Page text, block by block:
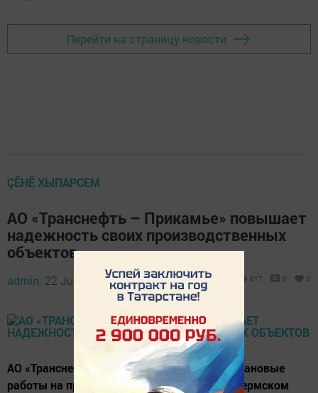
Перейти на страницу новости
ÇӖНӖ ХЫПАРСЕМ
АО «Транснефть – Прикамье» повышает
надежность своих производственных
объектов
admin, 22 June 2022 - 14:44 817 0 0
АО «Транснефть – Прикамье» завершило плановые
работы на производственных объектах в Пермском